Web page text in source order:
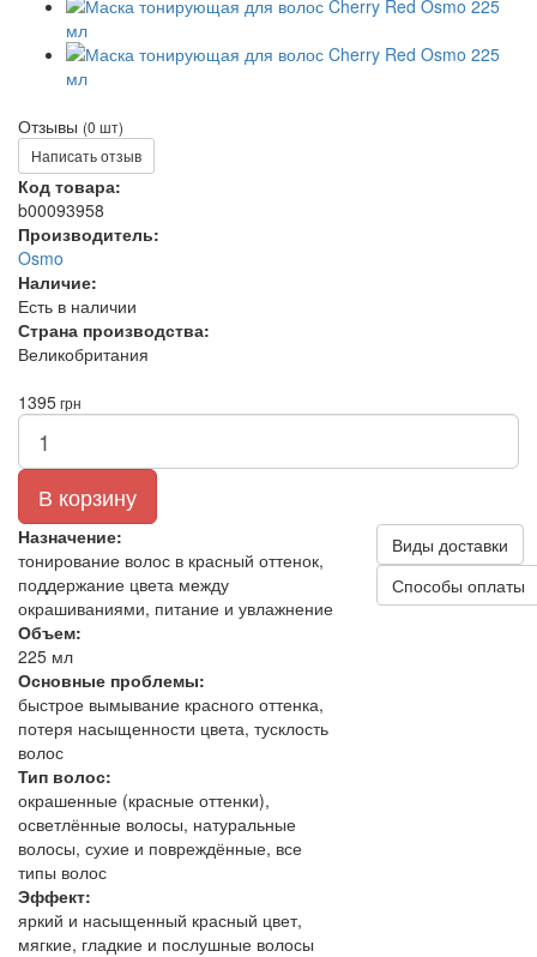
Отзывы (0 шт)
Написать отзыв
Код товара:
b00093958
Производитель:
Osmo
Наличие:
Есть в наличии
Страна производства:
Великобритания
1395грн
В корзину
Назначение:
тонирование волос в красный оттенок,
поддержание цвета между
окрашиваниями, питание и увлажнение
Объем:
225 мл
Основные проблемы:
быстрое вымывание красного оттенка,
потеря насыщенности цвета, тусклость
волос
Тип волос:
окрашенные (красные оттенки),
осветлённые волосы, натуральные
волосы, сухие и повреждённые, все
типы волос
Эффект:
яркий и насыщенный красный цвет,
мягкие, гладкие и послушные волосы
Виды доставки
Способы оплаты